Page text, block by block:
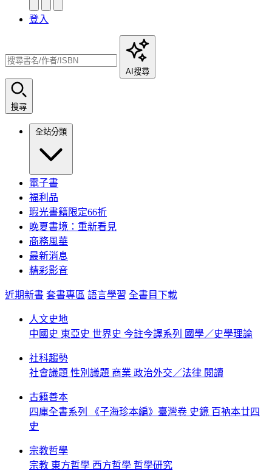
登入
AI搜尋
搜尋
全站分類
電子書
福利品
瑕光書籍限定66折
晚夏書境：重新看見
商務風華
最新消息
精彩影音
近期新書 套書專區 語言學習 全書目下載
人文史地
中國史 東亞史 世界史 今註今譯系列 國學／史學理論
社科趨勢
社會議題 性別議題 商業 政治外交／法律 閱讀
古籍善本
四庫全書系列
《子海珍本編》臺灣卷 史鏡 百衲本廿四
史
宗教哲學
宗教 東方哲學 西方哲學 哲學研究